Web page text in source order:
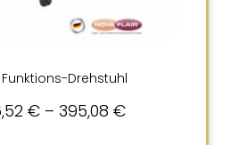
Drehstuhl
€ – 395,08 €